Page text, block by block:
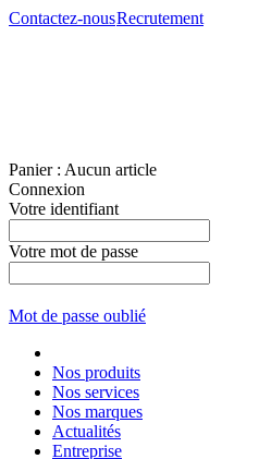
Contactez-nousRecrutement
Panier : Aucun article
Connexion
Votre identifiant
Votre mot de passe
Mot de passe oublié
Nos produits
Nos services
Nos marques
Actualités
Entreprise